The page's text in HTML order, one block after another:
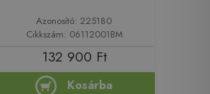
Azonosító: 225180
Cikkszám: 06112001BM
132 900 Ft
Kosárba